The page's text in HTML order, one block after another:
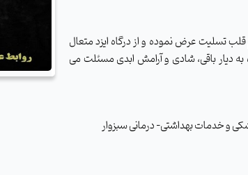
تسلیت عرض نموده و از درگاه ایزد متعال
به دیار باقی، شادی و آرامش ابدی مسئلت می
و خدمات بهداشتی- درمانی سبزوار